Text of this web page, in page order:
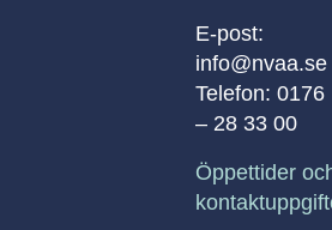
E-post:
info@nvaa.se
Telefon: 0176
– 28 33 00
Öppettider